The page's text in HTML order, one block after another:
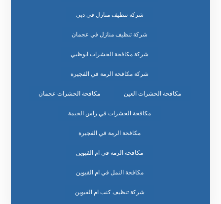
شركة تنظيف منازل في دبي
شركة تنظيف منازل في عجمان
شركة مكافحة الحشرات ابوظبي
شركة مكافحة الرمة في الفجيرة
مكافحة الحشرات العين مكافحة الحشرات عجمان
مكافحة الحشرات في راس الخيمة
مكافحة الرمة في الفجيرة
مكافحة الرمة في ام القيوين
مكافحة النمل في ام القيوين